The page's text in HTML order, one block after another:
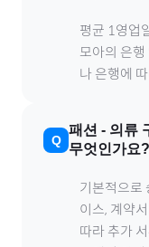
평균 1영업
모아의 은
나 은행에
패션 - 의류
무엇인가요?
기본적으로
이스, 계약
따라 추가